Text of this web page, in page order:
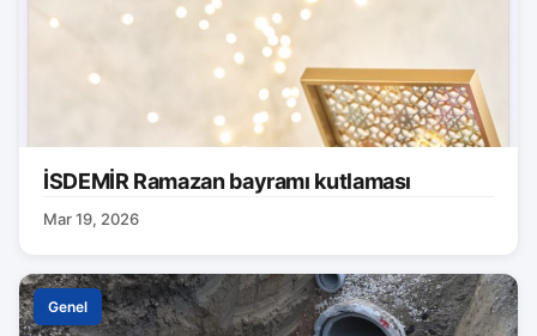
İSDEMİR Ramazan bayramı kutlaması
Mar 19, 2026
Genel